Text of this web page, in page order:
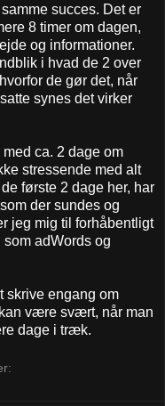
succes. Det er
8 timer om dagen,
og informationer.
i hvad de 2 over
de gør det, når
synes det virker
ca. 2 dage om
stressende med alt
første 2 dage her, har
der sundes og
jeg mig til forhåbentligt
adWords og
skrive engang om
være svært, når man
dage i træk.